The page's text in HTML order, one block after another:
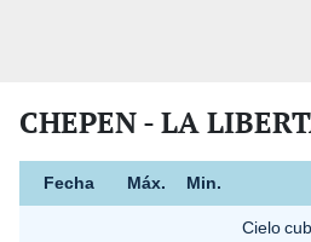
CHEPEN - LA
Fecha Máx. Min.
Cielo